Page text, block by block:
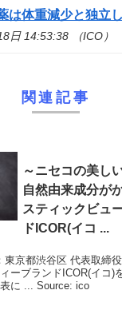
は体重減少と独立
日 14:53:38 （ICO）
関連記事
～ニセコの美し
自然由来成分が
スティックビュ
ドICOR(イコ ...
東京都渋谷区 代表取締
ーブランドICOR(イコ)
に ... Source: ico